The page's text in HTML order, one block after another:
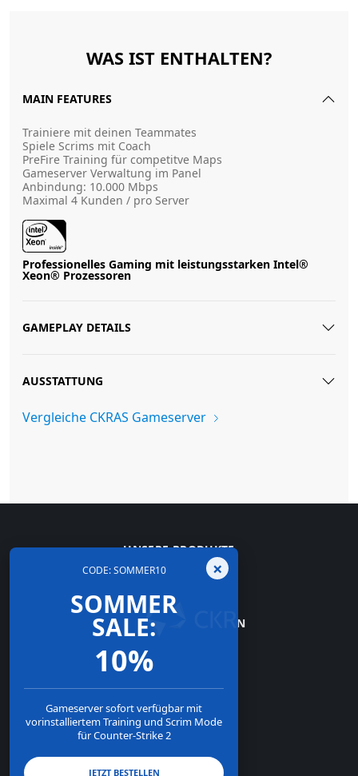
WAS IST ENTHALTEN?
MAIN FEATURES
Trainiere mit deinen Teammates
Spiele Scrims mit Coach
PreFire Training für competitve Maps
Gameserver Verwaltung im Panel
Anbindung: 10.000 Mbps
Maximal 4 Kunden / pro Server
Professionelles Gaming mit leistungsstarken Intel®
Xeon® Prozessoren
GAMEPLAY DETAILS
AUSSTATTUNG
Vergleiche CKRAS Gameserver
UNSERE PRODUKTE
UNSER UNTERNEHMEN
ZAHLUNGSARTEN
×
CODE: SOMMER10
SOMMER
SALE:
10%
Gameserver sofort verfügbar mit
vorinstalliertem Training und Scrim Mode
für Counter-Strike 2
JETZT BESTELLEN